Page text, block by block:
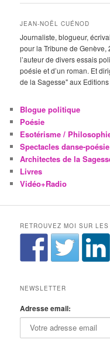
articles
JEAN-NOËL CUÉNOD
Journaliste, blogueur,
pour la Tribune de Genève,
l’auteur de divers essais
poésie et d’un roman. Et
de la Sagesse" aux
Blogue politique
Poésie
Esotérisme /
Spectacles danse-poésie
Architectes de la
Livres
Vidéo+Radio
RETROUVEZ MOI SUR
NEWSLETTER
Adresse email: